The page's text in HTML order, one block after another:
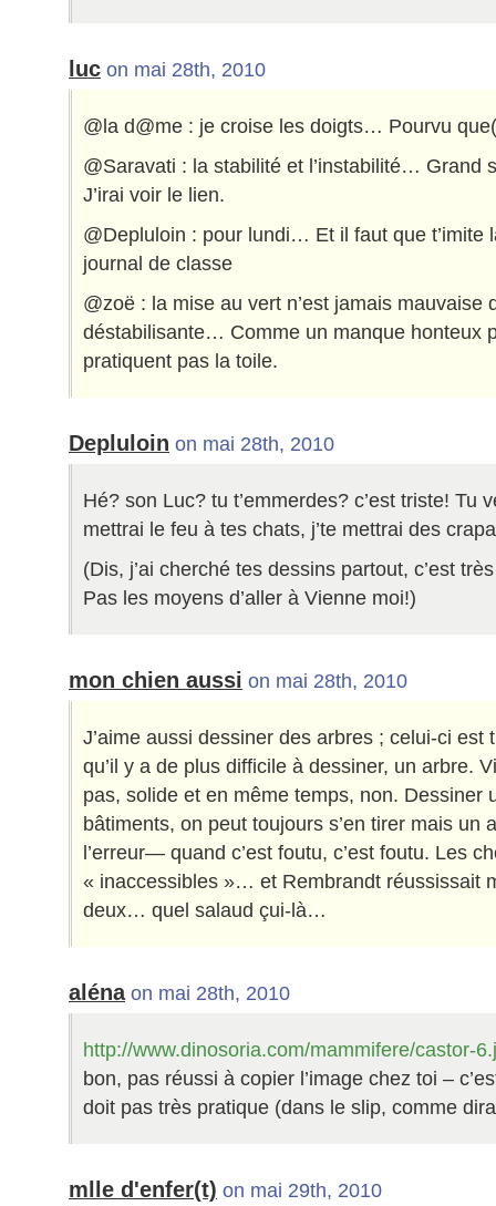
luc on mai 28th, 2010
@la d@me : je croise les doigts… Pourvu
@Saravati : la stabilité et l’instabilité… Grand
J’irai voir le lien.
@Depluloin : pour lundi… Et il faut que t’imite
journal de classe
@zoë : la mise au vert n’est jamais mauvaise
déstabilisante… Comme un manque honteux
pratiquent pas la toile.
Depluloin on mai 28th, 2010
Hé? son Luc? tu t’emmerdes? c’est triste! Tu
mettrai le feu à tes chats, j’te mettrai des
(Dis, j’ai cherché tes dessins partout, c’est
Pas les moyens d’aller à Vienne moi!)
mon chien aussi on mai 28th, 2010
J’aime aussi dessiner des arbres ; celui-ci est
qu’il y a de plus difficile à dessiner, un arbre.
pas, solide et en même temps, non. Dessiner
bâtiments, on peut toujours s’en tirer mais un
l’erreur— quand c’est foutu, c’est foutu. Les
« inaccessibles »… et Rembrandt réussissait
deux… quel salaud çui-là…
alénaon mai 28th, 2010
http://www.dinosoria.com/mammifere/castor-
bon, pas réussi à copier l’image chez toi –
doit pas très pratique (dans le slip, comme
mlle d'enfer(t) on mai 29th, 2010